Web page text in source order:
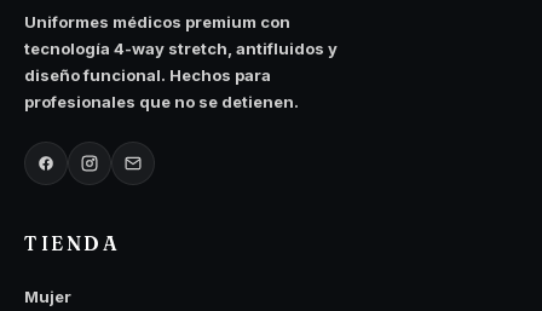
Uniformes médicos premium con
tecnología 4-way stretch, antifluidos y
diseño funcional. Hechos para
profesionales que no se detienen.
TIENDA
Mujer